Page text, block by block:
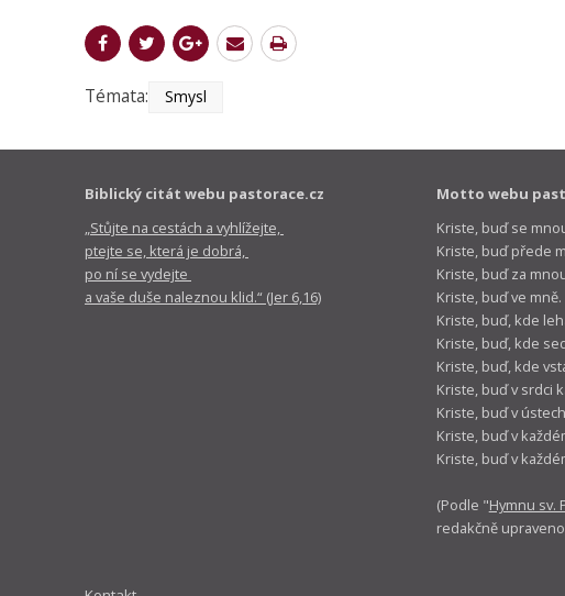
Témata: Smysl
Biblický citát webu pastorace.cz
„Stůjte na cestách a vyhlížejte,
ptejte se, která je dobrá,
po ní se vydejte
a vaše duše naleznou klid.“ (Jer 6,16)
Motto webu
Kriste, buď se
Kriste, buď přede
Kriste, buď za
Kriste, buď ve mně.
Kriste, buď, kde
Kriste, buď, kde
Kriste, buď, kde
Kriste, buď v srdci
Kriste, buď v
Kriste, buď v
Kriste, buď v
(Podle "Hymnu sv.
redakčně